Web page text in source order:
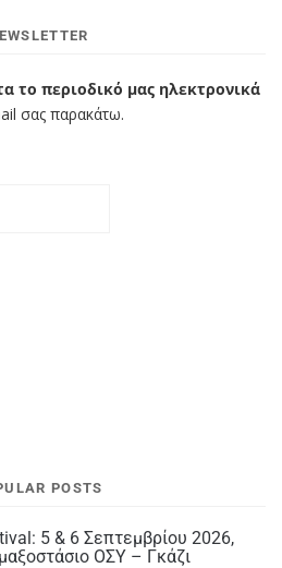
το περιοδικό μας ηλεκτρονικά
σας παρακάτω.
POSTS
5 & 6 Σεπτεμβρίου 2026,
ΟΣΥ – Γκάζι